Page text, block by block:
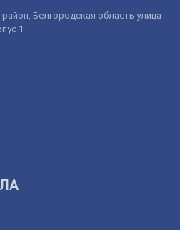
Белгородская область улица
1